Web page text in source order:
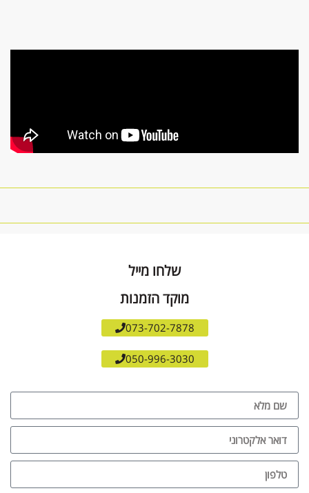
שלחו מייל
מוקד הזמנות
073-702-7878
050-996-3030